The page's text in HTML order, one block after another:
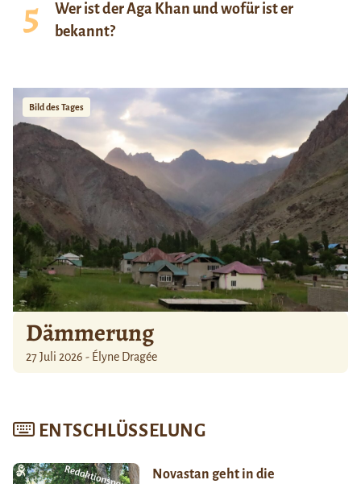
Wer ist der Aga Khan und wofür ist er
bekannt?
Bild des Tages
Dämmerung
27 Juli 2026 - Élyne Dragée
ENTSCHLÜSSELUNG
Novastan geht in die